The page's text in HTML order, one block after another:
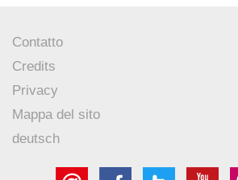
Contatto
Credits
Privacy
Mappa del sito
deutsch